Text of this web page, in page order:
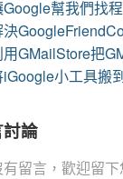
Google幫我們找
決
GMailStore把
小工具搬
論
留言，歡迎留下